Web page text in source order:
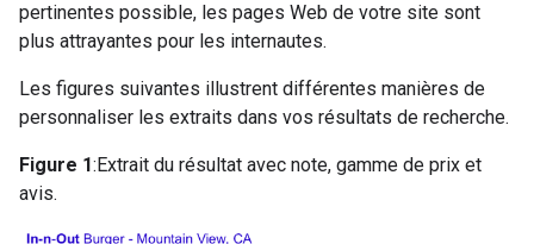
pertinentes possible, les pages Web de votre site sont
plus attrayantes pour les internautes.
Les figures suivantes illustrent différentes manières de
personnaliser les extraits dans vos résultats de recherche.
Figure 1:Extrait du résultat avec note, gamme de prix et
avis.